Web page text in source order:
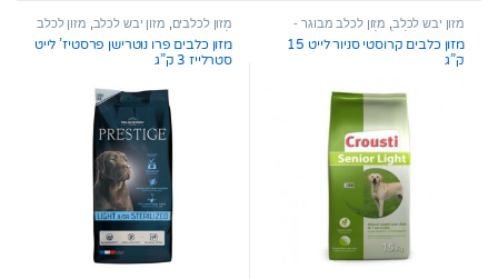
t
o
f
5
מזון יבש לכלב מזון לכלב מבוגר -
מזון לכלב לייט
מזון כלבים קרוסטי סניור לייט 15
ק”ג
מזון לכלבים מזון יבש לכלב מזון לכלב
לייט
מזון כלבים פרו נוטרישן פרסטיז’ לייט
סטרלייז 3 ק”ג